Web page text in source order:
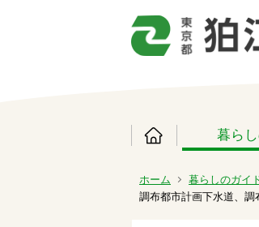
暮ら
ホーム 暮らしのガイ
調布都市計画下水道、